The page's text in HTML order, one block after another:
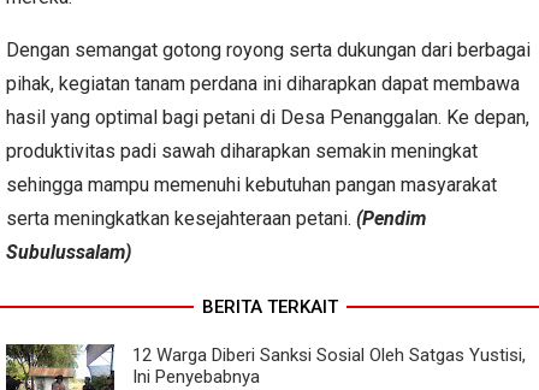
Dengan semangat gotong royong serta dukungan dari berbagai
pihak, kegiatan tanam perdana ini diharapkan dapat membawa
hasil yang optimal bagi petani di Desa Penanggalan. Ke depan,
produktivitas padi sawah diharapkan semakin meningkat
sehingga mampu memenuhi kebutuhan pangan masyarakat
serta meningkatkan kesejahteraan petani. (Pendim
Subulussalam)
BERITA TERKAIT
12 Warga Diberi Sanksi Sosial Oleh Satgas Yustisi,
Ini Penyebabnya